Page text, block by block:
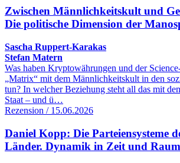
Zwischen Männlichkeitskult und
Die politische Dimension der
Sascha Ruppert-Karakas
Stefan Matern
Was haben Kryptowährungen und der
„Matrix“ mit dem Männlichkeitskult in den
tun? In welcher Beziehung steht all das mit
Staat – und ü…
Rezension / 15.06.2026
Daniel Kopp: Die Parteiensysteme
Länder. Dynamik in Zeit und Raum